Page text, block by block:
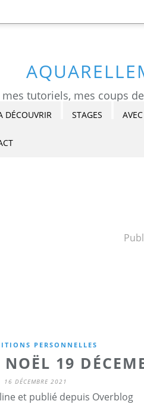
DÉCOUVRIR STAGES
PERSONNELLES
19
16 DÉCEMBRE 2021
et publié depuis Overblog